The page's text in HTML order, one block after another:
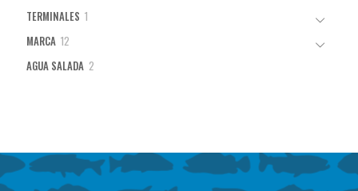
TERMINALES 1
MARCA 12
AGUA SALADA 2